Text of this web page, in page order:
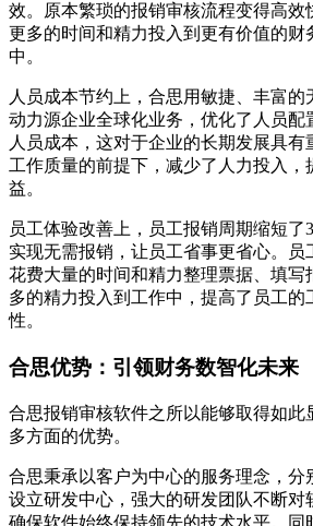
效。原本繁琐的报销审核流程变得高效
更多的时间和精力投入到更有价值的财
中。
人员成本节约上，合思用敏捷、丰富的
动力源企业全球化业务，优化了人员配
人员成本，这对于企业的长期发展具有
工作质量的前提下，减少了人力投入，
益。
员工体验改善上，员工报销周期缩短了
实现无需报销，让员工省事更省心。员
花费大量的时间和精力整理票据、填写
多的精力投入到工作中，提高了员工的
性。
合思优势：引领财务数智化未来
合思报销审核软件之所以能够取得如此
多方面的优势。
合思秉承以客户为中心的服务理念，分
设立研发中心，强大的研发团队不断对
确保软件始终保持领先的技术水平。同